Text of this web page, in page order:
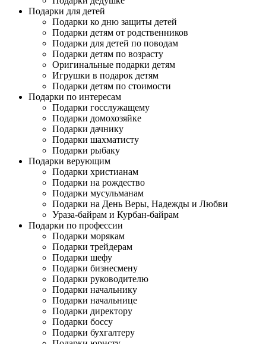
Подарки для детей
Подарки ко дню защиты детей
Подарки детям от родственников
Подарки для детей по поводам
Подарки детям по возрасту
Оригинальные подарки детям
Игрушки в подарок детям
Подарки детям по стоимости
Подарки по интересам
Подарки госслужащему
Подарки домохозяйке
Подарки дачнику
Подарки шахматисту
Подарки рыбаку
Подарки верующим
Подарки христианам
Подарки на рождество
Подарки мусульманам
Подарки на День Веры, Надежды и Любви
Ураза-байрам и Курбан-байрам
Подарки по профессии
Подарки морякам
Подарки трейдерам
Подарки шефу
Подарки бизнесмену
Подарки руководителю
Подарки начальнику
Подарки начальнице
Подарки директору
Подарки боссу
Подарки бухгалтеру